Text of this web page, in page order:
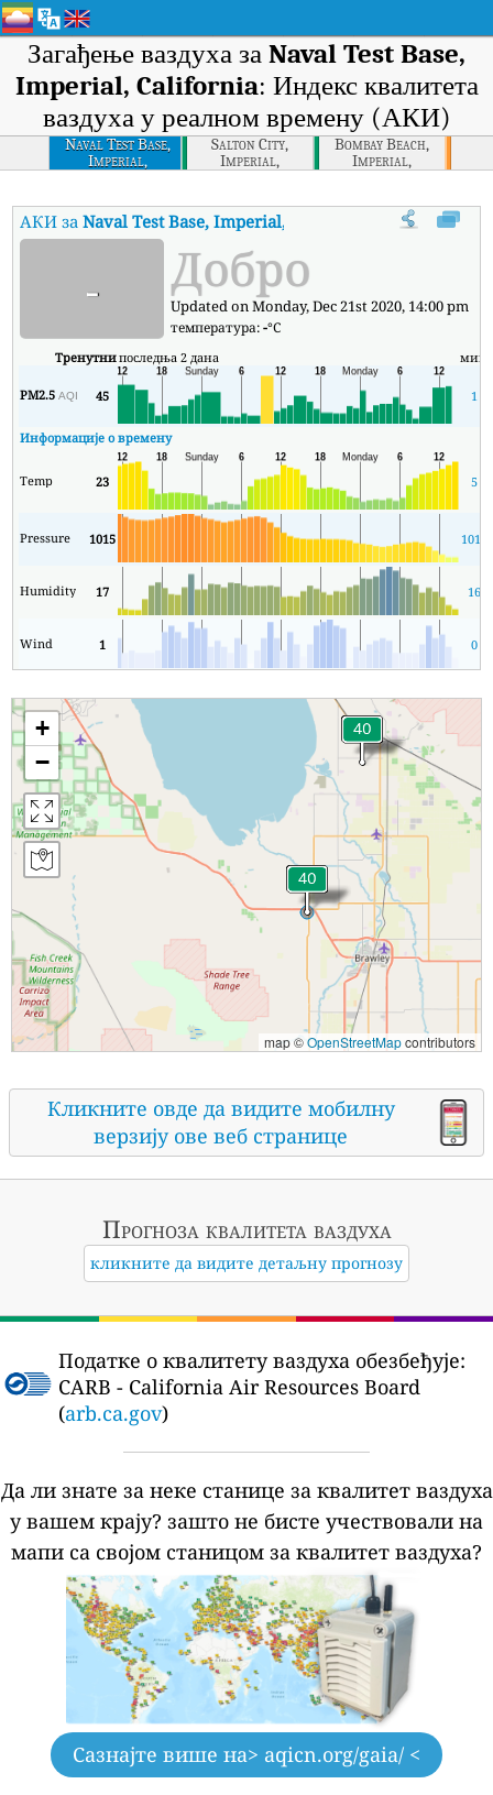
Загађење ваздуха за Naval Test Base,
Imperial, California: Индекс квалитета
ваздуха у реалном времену (АКИ)
Naval Test Base,
Imperial,
California
Salton City,
Imperial,
California
Bombay Beach,
Imperial,
California
АКИ заNaval Test Base, Imperial, California Индекс
- Добро
Updated on Monday, Dec 21st 2020, 14:00 pm
температура:-°C
Тренутнипоследња 2 дана мин
PM2.5AQI 45 1
Информације о времену
Temp 23 5
Pressure 1015 1015
Humidity 17 16
Wind 1 0
+
−
map ©OpenStreetMapcontributors
Кликните овде да видите мобилну
верзију ове веб странице
Прогноза квалитета ваздуха
кликните да видите детаљну прогнозу
Податке о квалитету ваздуха обезбеђује:
CARB - California Air Resources Board
(arb.ca.gov)
Да ли знате за неке станице за квалитет ваздуха
у вашем крају? зашто не бисте учествовали на
мапи са својом станицом за квалитет ваздуха?
Сазнајте више на> aqicn.org/gaia/ <